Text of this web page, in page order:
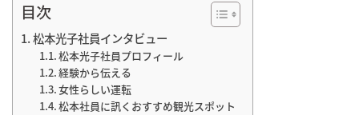
目次
松本光子社員インタビュー
松本光子社員プロフィール
経験から伝える
女性らしい運転
松本社員に訊くおすすめ観光スポット